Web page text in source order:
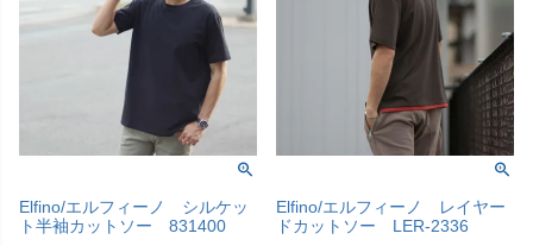
Elfino/エルフィーノ シルケッ
ト半袖カットソー 831400
Elfino/エルフィーノ レイヤー
ドカットソー LER-2336